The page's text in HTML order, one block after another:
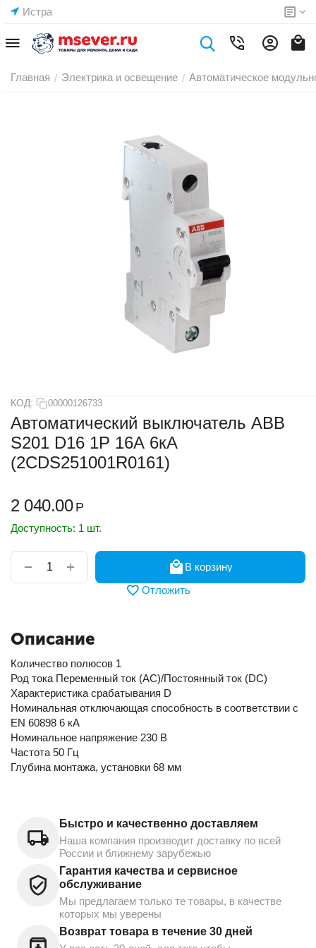
Истра
Главная / Электрика и освещение / Автоматическое
КОД: 00000126733
Автоматический выключатель ABB
S201 D16 1Р 16А 6кА
(2CDS251001R0161)
2 040.00 Р
Доступность: 1 шт.
+
−
В корзину
Отложить
Описание
Количество полюсов 1
Род тока Переменный ток (AC)/Постоянный ток (DC)
Характеристика срабатывания D
Номинальная отключающая способность в соответствии с
EN 60898 6 кА
Номинальное напряжение 230 В
Частота 50 Гц
Глубина монтажа, установки 68 мм
Быстро и качественно доставляем
Наша компания производит доставку по всей
России и ближнему зарубежью
Гарантия качества и сервисное
обслуживание
Мы предлагаем только те товары, в качестве
которых мы уверены
Возврат товара в течение 30 дней